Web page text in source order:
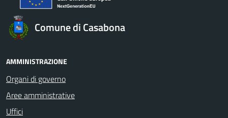
Comune di Casabona
AMMINISTRAZIONE
Organi di governo
Aree amministrative
Uffici